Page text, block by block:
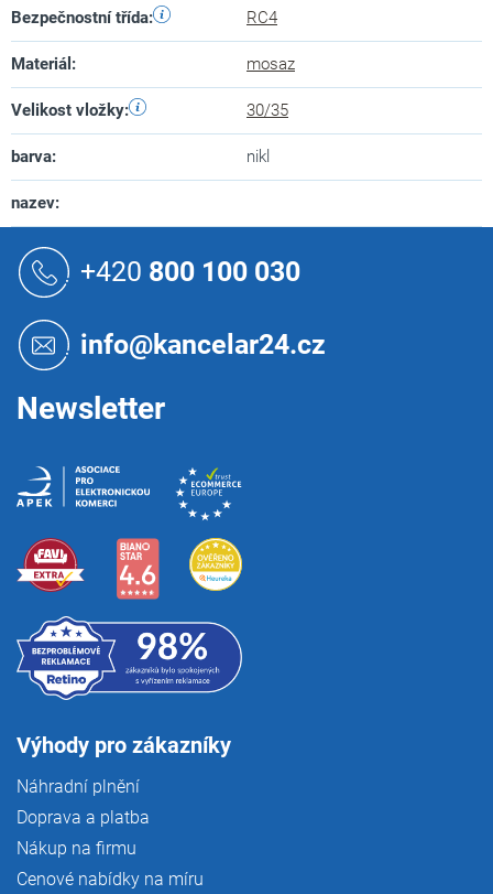
Bezpečnostní třída: RC4
Materiál : mosaz
Velikost vložky: 30/35
barva: nikl
nazev:
+420 800 100 030
info@kancelar24.cz
Newsletter
Výhody pro zákazníky
Náhradní plnění
Doprava a platba
Nákup na firmu
Cenové nabídky na míru